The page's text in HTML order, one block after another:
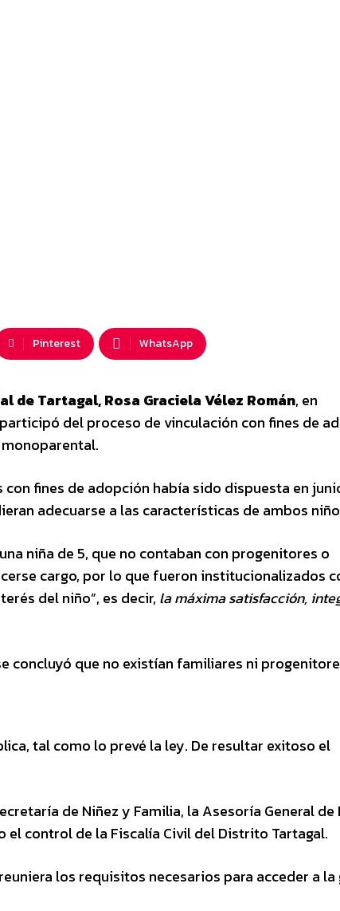
Pinterest WhatsApp
Tartagal, Rosa Graciela Vélez Román, en
del proceso de vinculación con fines de
fines de adopción había sido dispuesta en
adecuarse a las características de ambos
niña de 5, que no contaban con progenitores o
cargo, por lo que fueron institucionalizados
del niño”, es decir, la máxima satisfacción,
concluyó que no existían familiares ni
tal como lo prevé la ley. De resultar exitoso el
de Niñez y Familia, la Asesoría General de
control de la Fiscalía Civil del Distrito Tartagal.
los requisitos necesarios para acceder a la